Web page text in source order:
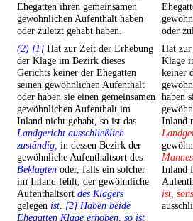
Ehegatten ihren gemeinsamen
gewöhnlichen Aufenthalt haben
oder zuletzt gehabt haben.
oder
(2) [1] Hat zur Zeit der Erhebung
der Klage im Bezirk dieses
Gerichts keiner der Ehegatten
seinen gewöhnlichen Aufenthalt
oder haben sie einen gemeinsamen
gewöhnlichen Aufenthalt im
Inland nicht gehabt, so ist das
Landgericht ausschließlich
zuständig, in dessen Bezirk der
gewöhnliche Aufenthaltsort des
Beklagten oder, falls ein solcher
im Inland fehlt, der gewöhnliche
Aufenthaltsort des Klägers
gelegen ist. [2] Haben beide
Ehegatten Klage erhoben, so ist
Hat
Klage
keiner
haben
Inland
Mannes
Inland
ist,